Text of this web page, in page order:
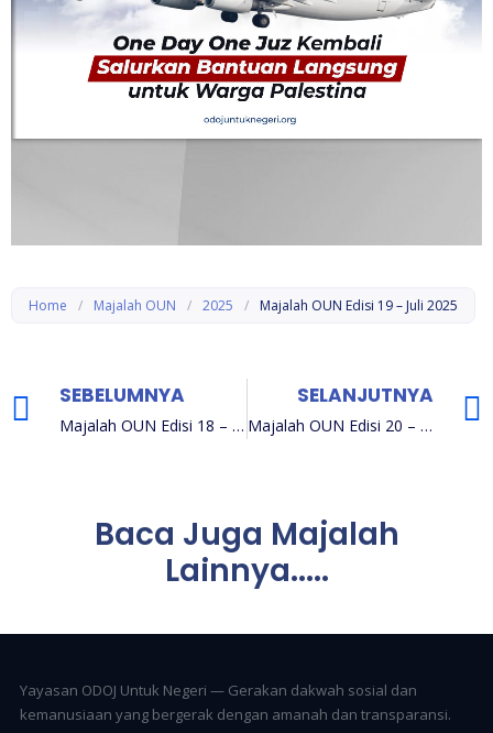
Home / Majalah OUN / 2025 / Majalah OUN Edisi 19 – Juli 2025
SEBELUMNYA
Majalah OUN Edisi 18 – Juni 2025
SELANJUTNYA
Majalah OUN Edisi 20 – Agustus 2025
Baca Juga Majalah
Lainnya.....
Yayasan ODOJ Untuk Negeri — Gerakan dakwah sosial dan
kemanusiaan yang bergerak dengan amanah dan transparansi.